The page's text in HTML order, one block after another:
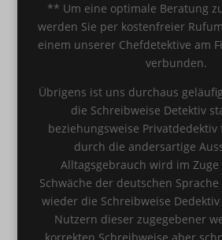
** Um eine optimale Beratung
werden Sie per kostenfreier
einem unserer Chefdetektive am
verbunden.
Übrigens ist uns durchaus
die Schreibweise Detektiv
beziehungsweise
durch die andersartige
Alltagsgebrauch wird im
Schwäche der deutschen
wieder die Schreibweise
Nutzern dieser zugegebener